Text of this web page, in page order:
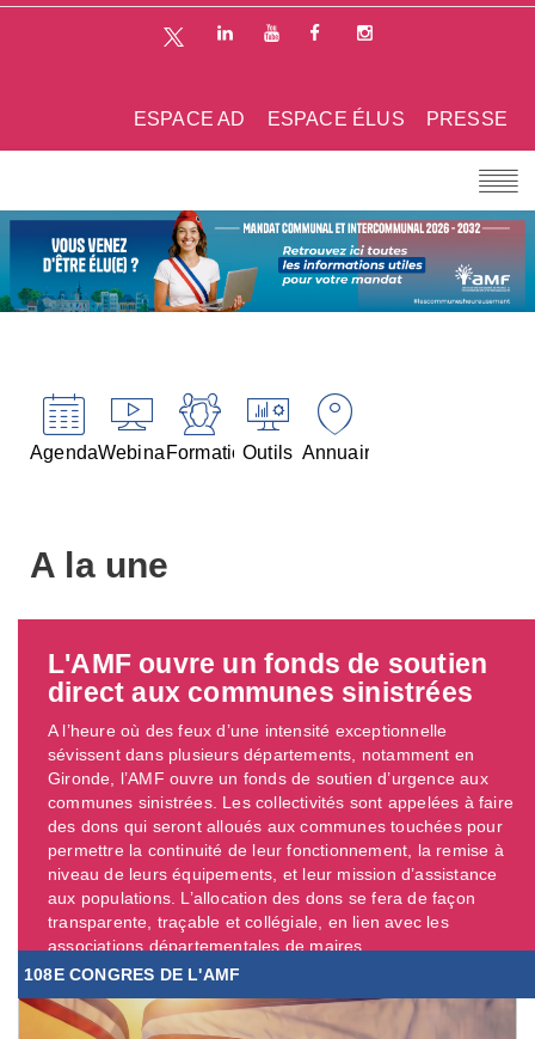
PRESSE
ESPACE ÉLUS
ESPACE AD
AgendaWebinairesFormationsOutils Annuaires
A la une
L'AMF ouvre un fonds de soutien
direct aux communes sinistrées
A l’heure où des feux d’une intensité exceptionnelle
sévissent dans plusieurs départements, notamment en
Gironde, l’AMF ouvre un fonds de soutien d’urgence aux
communes sinistrées. Les collectivités sont appelées à faire
des dons qui seront alloués aux communes touchées pour
permettre la continuité de leur fonctionnement, la remise à
niveau de leurs équipements, et leur mission d’assistance
aux populations. L’allocation des dons se fera de façon
transparente, traçable et collégiale, en lien avec les
associations départementales de maires. ...
108E CONGRES DE L'AMF